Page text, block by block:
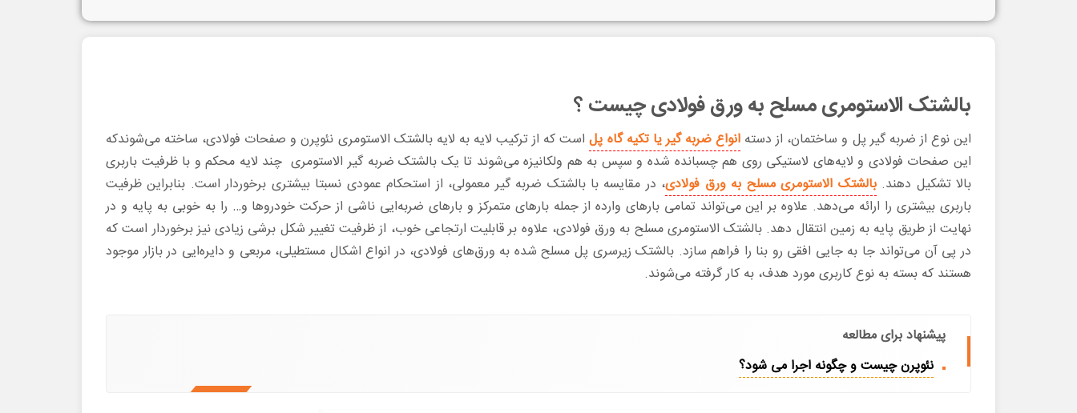
بالشتک الاستومری مسلح به ورق‌ فولادی چیست ؟
این نوع از ضربه گیر پل و ساختمان، از دسته انواع ضربه گیر یا تکیه گاه پلاست که از ترکیب لایه به لایه بالشتک الاستومری نئوپرن و صفحات فولادی، ساخته می‌شوندکه
این صفحات فولادی و لایه‌های لاستیکی روی هم چسبانده شده و سپس به هم ولکانیزه می‌شوند تا یک بالشتک ضربه گیر الاستومری چند لایه محکم و با ظرفیت باربری
بالا تشکیل دهند.بالشتک الاستومری مسلح به ورق فولادی، در مقایسه با بالشتک ضربه گیر معمولی، از استحکام عمودی نسبتا بیشتری برخوردار است. بنابراین ظرفیت
باربری بیشتری را ارائه می‌دهد. علاوه بر این می‌تواند تمامی بارهای وارده از جمله بارهای متمرکز و بارهای ضربه‌ایی ناشی از حرکت خودروها و… را به خوبی به پایه و در
نهایت از طریق پایه به زمین انتقال ‌دهد. بالشتک الاستومری مسلح به ورق فولادی، علاوه بر قابلیت ارتجاعی خوب، از ظرفیت تغییر شکل برشی زیادی نیز برخوردار است که
در پی آن می‌تواند جا به جایی افقی رو بنا را فراهم سازد. بالشتک زیرسری پل مسلح شده به ورق‌های فولادی، در انواع اشکال مستطیلی، مربعی و دایره‌ایی در بازار موجود
هستند که بسته به نوع کاربری مورد هدف، به کار گرفته می‌شوند.
پیشنهاد برای مطالعه
نئوپرن چیست و چگونه اجرا می شود؟